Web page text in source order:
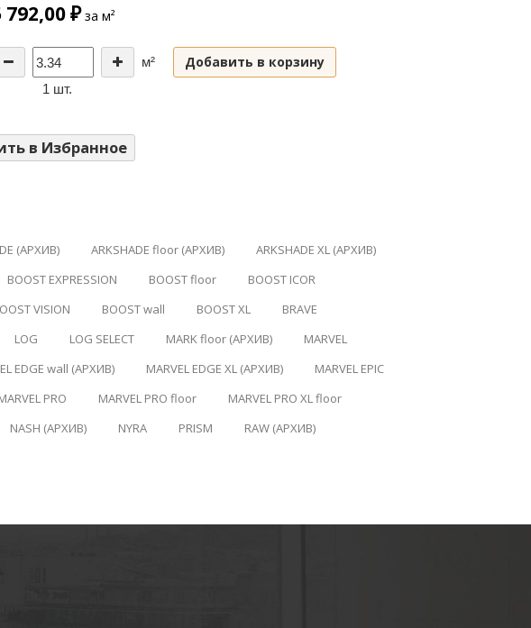
792,00 ₽за м²
м²
1 шт.
Добавить в корзину
в Избранное
(АРХИВ) ARKSHADE floor (АРХИВ)
ARKSHADE XL (АРХИВ)
BOOST EXPRESSION BOOST floor
BOOST ICOR
VISION BOOST wall BOOST XL
BRAVE
LOG LOG SELECT MARK floor (АРХИВ)
MARVEL
EDGE wall (АРХИВ) MARVEL EDGE XL (АРХИВ)
MARVEL EPIC
PRO MARVEL PRO floor
MARVEL PRO XL floor
NASH (АРХИВ) NYRA PRISM
RAW (АРХИВ)